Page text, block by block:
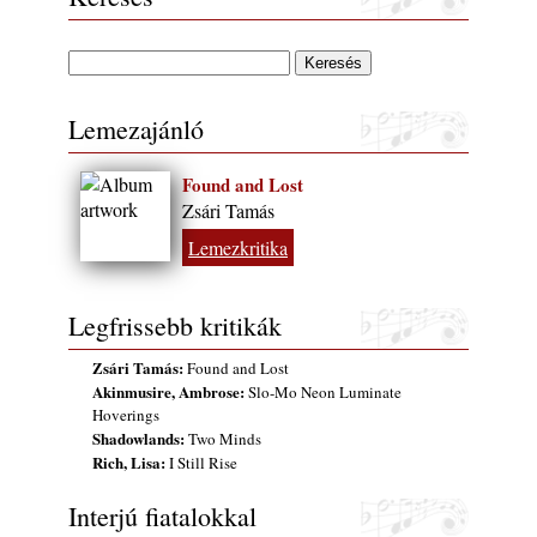
Lemezajánló
Found and Lost
Zsári Tamás
Lemezkritika
Legfrissebb kritikák
Zsári Tamás:Found and Lost
Akinmusire, Ambrose:Slo-Mo Neon Luminate
Hoverings
Shadowlands:Two Minds
Rich, Lisa:I Still Rise
Interjú fiatalokkal